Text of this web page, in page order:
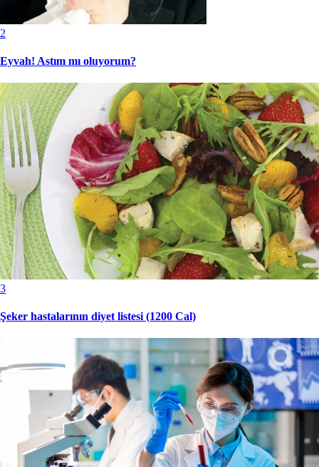
2
Eyvah! Astım mı oluyorum?
3
Şeker hastalarının diyet listesi (1200 Cal)